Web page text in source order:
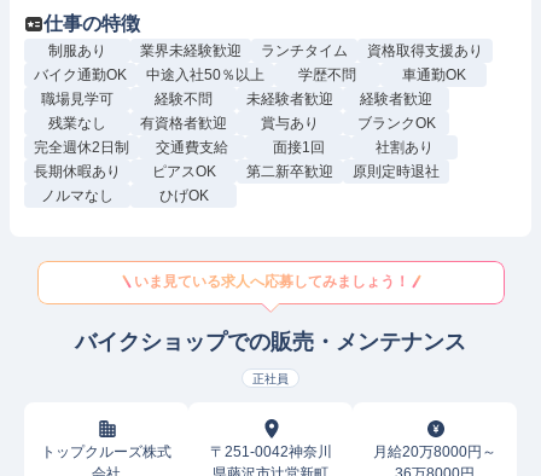
仕事の特徴
制服あり 業界未経験歓迎 ランチタイム
資格取得支援あり
バイク通勤OK
中途入社50％以上 学歴不問
車通勤OK
職場見学可
経験不問 未経験者歓迎
経験者歓迎
残業なし
有資格者歓迎 賞与あり
ブランクOK
完全週休2日制
交通費支給 面接1回
社割あり
長期休暇あり
ピアスOK 第二新卒歓迎
原則定時退社
ノルマなし
ひげOK
いま見ている求人へ応募してみましょう！
バイクショップでの販売・メンテナンス
正社員
トップクルーズ株式
〒251-0042神奈川
月給20万8000円～